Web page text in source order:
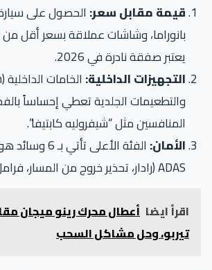
قيمة مقابل سعر:
يعتبر صفقة نادرة في 2026.
التجهيزات الداخلية:
والتطعيمات الجلدية تعطي إحساساً
المنافسين مثل “شيفروليه كابتيفا”.
الأمان:
الفئة الأعلى تأتي بـ 6
ADAS (رادار، تحذير خروج من المسار، فرامل طوارئ).
اقرأ ايضا
تيربو، وحل مشاكل السحب